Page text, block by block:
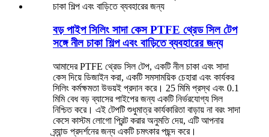
বড় পাইপ সিলিং সাদা কেস PTFE থ্রেড সিল টেপ
সঙ্গে নীল চাকা শিল্প এবং বাড়িতে ব্যবহারের জন্য
আমাদের PTFE থ্রেড সিল টেপ, একটি নীল চাকা এবং সাদা
কেস দিয়ে ডিজাইন করা, একটি সমসাময়িক চেহারা এবং কার্যকর
সিলিং কর্মক্ষমতা উভয়ই প্রদান করে। 25 মিমি প্রস্থ এবং 0.1
মিমি বেধ বড় ব্যাসের পাইপের জন্য একটি নির্ভরযোগ্য সিল
নিশ্চিত করে। এই টেপটি শুধুমাত্র কার্যকারিতা বাড়ায় না বরং সাদা
কেসে কাস্টম লোগো প্রিন্ট করার অনুমতি দেয়, এটি আপনার
ব্র্যান্ড প্রদর্শনের জন্য একটি চমৎকার পছন্দ করে।